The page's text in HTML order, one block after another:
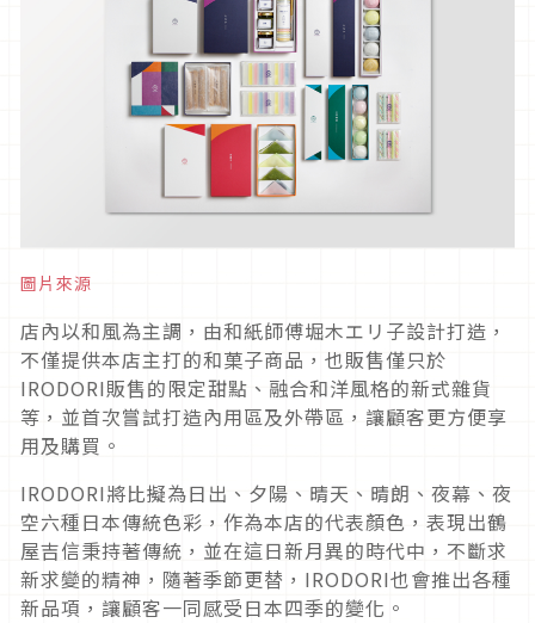
圖片來源
店內以和風為主調，由和紙師傅堀木エリ子設計打造，
不僅提供本店主打的和菓子商品，也販售僅只於
IRODORI販售的限定甜點、融合和洋風格的新式雜貨
等，並首次嘗試打造內用區及外帶區，讓顧客更方便享
用及購買。
IRODORI將比擬為日出、夕陽、晴天、晴朗、夜幕、夜
空六種日本傳統色彩，作為本店的代表顏色，表現出鶴
屋吉信秉持著傳統，並在這日新月異的時代中，不斷求
新求變的精神，隨著季節更替，IRODORI也會推出各種
新品項，讓顧客一同感受日本四季的變化。